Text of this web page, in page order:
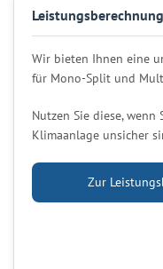
Wir bieten Ihnen eine
für Mono-Split und
Nutzen Sie diese,
Klimaanlage unsicher
Zur